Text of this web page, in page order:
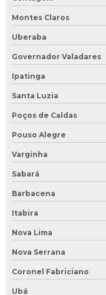
Montes Claros
Uberaba
Governador Valadares
Ipatinga
Santa Luzia
Poços de Caldas
Pouso Alegre
Varginha
Sabará
Barbacena
Itabira
Nova Lima
Nova Serrana
Coronel Fabriciano
Ubá